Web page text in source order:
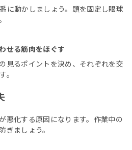
動かしましょう。頭を固定し眼球
せる筋肉をほぐす
見るポイントを決め、それぞれを交
。
悪化する原因になります。作業中の
ぎましょう。